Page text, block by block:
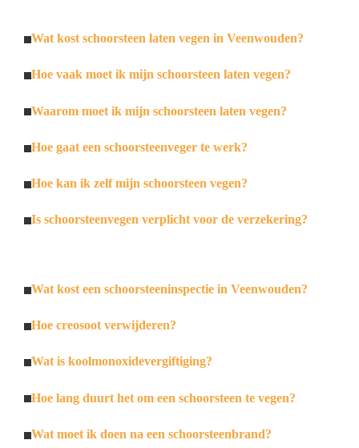
Wat kost schoorsteen laten vegen in Veenwouden?
Hoe vaak moet ik mijn schoorsteen laten vegen?
Waarom moet ik mijn schoorsteen laten vegen?
Hoe gaat een schoorsteenveger te werk?
Hoe kan ik zelf mijn schoorsteen vegen?
Is schoorsteenvegen verplicht voor de verzekering?
Wat kost een schoorsteeninspectie in Veenwouden?
Hoe creosoot verwijderen?
Wat is koolmonoxidevergiftiging?
Hoe lang duurt het om een schoorsteen te vegen?
Wat moet ik doen na een schoorsteenbrand?